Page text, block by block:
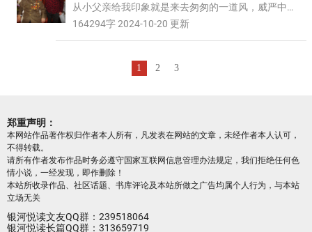
从小父亲给我印象就是来去匆匆的一道风，威严中
带着军人的霸气，直到我长大去当兵的时候，才发
164294字 2024-10-20 更新
1 2 3
郑重声明：
本网站作品著作权归作者本人所有，凡发表在网站的文章，未经作者本人认可，
不得转载。
请所有作者发布作品时务必遵守国家互联网信息管理办法规定，我们拒绝任何色
情小说，一经发现，即作删除！
本站所收录作品、社区话题、书库评论及本站所做之广告均属个人行为，与本站
立场无关
银河悦读文友QQ群：239518064
银河悦读长篇QQ群：313659719